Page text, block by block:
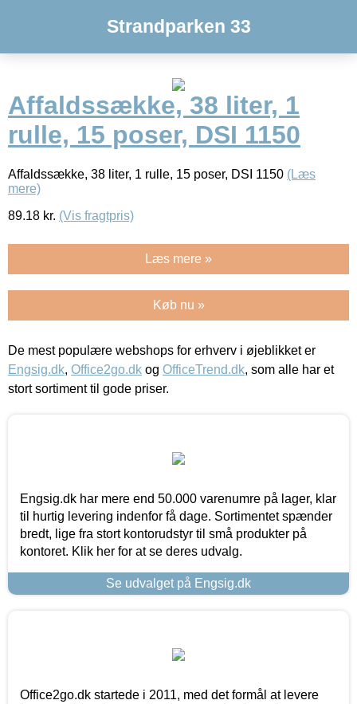
Strandparken 33
Affaldssække, 38 liter, 1
rulle, 15 poser, DSI 1150
Affaldssække, 38 liter, 1 rulle, 15 poser, DSI 1150 (Læs
mere)
89.18 kr. (Vis fragtpris)
Læs mere »
Køb nu »
De mest populære webshops for erhverv i øjeblikket er
Engsig.dk, Office2go.dk og OfficeTrend.dk, som alle har et
stort sortiment til gode priser.
Engsig.dk har mere end 50.000 varenumre på lager, klar
til hurtig levering indenfor få dage. Sortimentet spænder
bredt, lige fra stort kontorudstyr til små produkter på
kontoret. Klik her for at se deres udvalg.
Se udvalget på Engsig.dk
Office2go.dk startede i 2011, med det formål at levere